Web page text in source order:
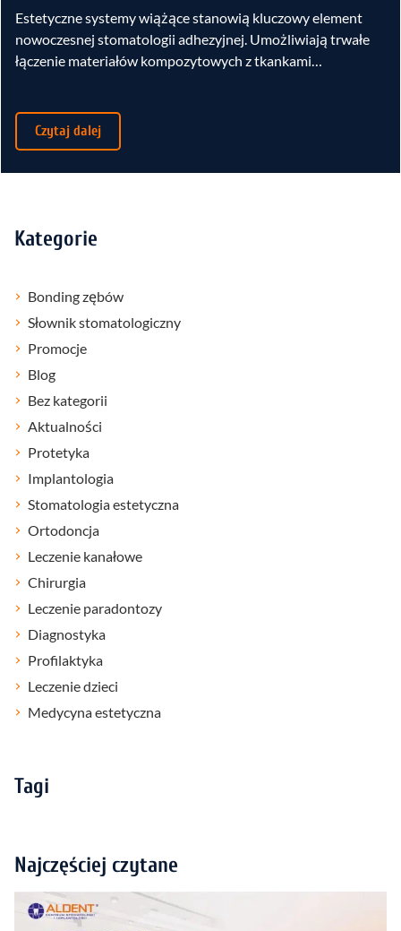
Estetyczne systemy wiążące stanowią kluczowy element
nowoczesnej stomatologii adhezyjnej. Umożliwiają trwałe
łączenie materiałów kompozytowych z tkankami…
Czytaj dalej
Kategorie
Bonding zębów
Słownik stomatologiczny
Promocje
Blog
Bez kategorii
Aktualności
Protetyka
Implantologia
Stomatologia estetyczna
Ortodoncja
Leczenie kanałowe
Chirurgia
Leczenie paradontozy
Diagnostyka
Profilaktyka
Leczenie dzieci
Medycyna estetyczna
Tagi
Najczęściej czytane